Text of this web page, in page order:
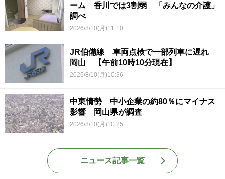
ーム 香川では3割弱 「みんなの介護」
調べ
2026/8/10(月)11:10
JR伯備線 車両点検で一部列車に遅れ
岡山 【午前10時10分現在】
2026/8/10(月)10:36
中東情勢 中小企業の約80％にマイナス
影響 岡山県が調査
2026/8/10(月)10:25
ニュース記事一覧